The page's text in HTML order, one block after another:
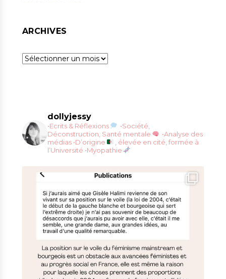
ARCHIVES
Archives
dollyjessy
•Ecrits & Réflexions
•Société,
Déconstruction, Santé mentale
•Analyse des
médias •D’origine
, élevée en cité, formée à
l’Université •Myopathie